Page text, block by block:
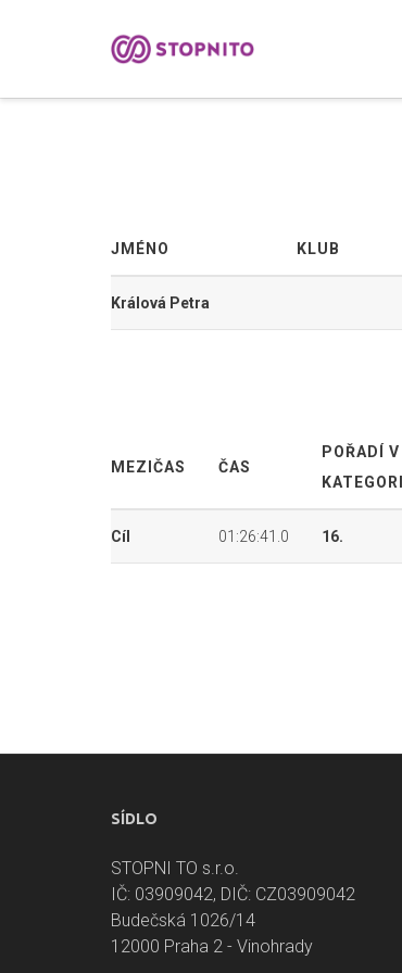
JMÉNO KLUB
Králová Petra
MEZIČAS ČAS
POŘADÍ V
KATEGORII
Cíl 01:26:41.0 16.
SÍDLO
STOPNI TO s.r.o.
IČ: 03909042, DIČ: CZ03909042
Budečská 1026/14
12000 Praha 2 - Vinohrady